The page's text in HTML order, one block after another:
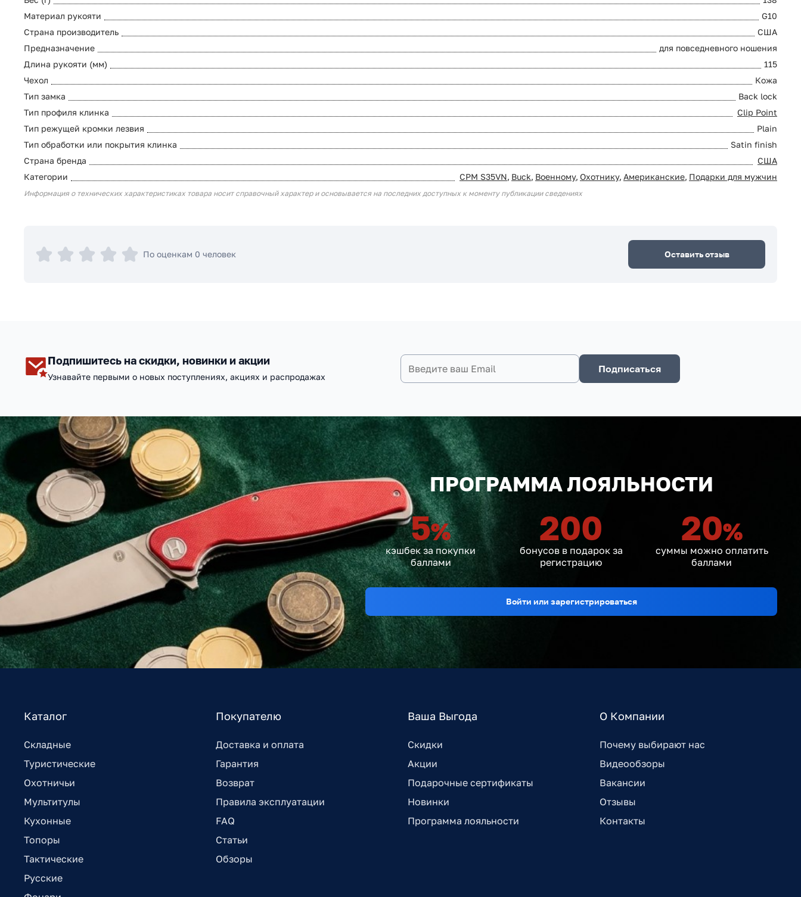
Материал рукояти
G10
Страна производитель
США
Предназначение
для повседневного ношения
Длина рукояти (мм)
115
Чехол
Кожа
Тип замка
Back lock
Тип профиля клинка
Clip Point
Тип режущей кромки лезвия
Plain
Тип обработки или покрытия клинка
Satin finish
Страна бренда
США
Категории
CPM S35VN, Buck, Военному, Охотнику, Американские, Подарки для мужчин
Информация о технических характеристиках товара носит справочный характер и основывается на последних доступных к моменту публикации сведениях
По оценкам 0 человек Оставить отзыв
Подпишитесь на скидки, новинки и акции
Узнавайте первыми о новых поступлениях, акциях и распродажах
Подписаться
ПРОГРАММА ЛОЯЛЬНОСТИ
5%
кэшбек за покупки
баллами
200
бонусов в подарок за
регистрацию
20%
суммы можно оплатить
баллами
Войти или зарегистрироваться
Каталог
Складные
Туристические
Охотничьи
Мультитулы
Кухонные
Топоры
Тактические
Русские
Покупателю
Доставка и оплата
Гарантия
Возврат
Правила эксплуатации
FAQ
Статьи
Обзоры
Ваша Выгода
Скидки
Акции
Подарочные сертификаты
Новинки
Программа лояльности
О Компании
Почему выбирают нас
Видеообзоры
Вакансии
Отзывы
Контакты